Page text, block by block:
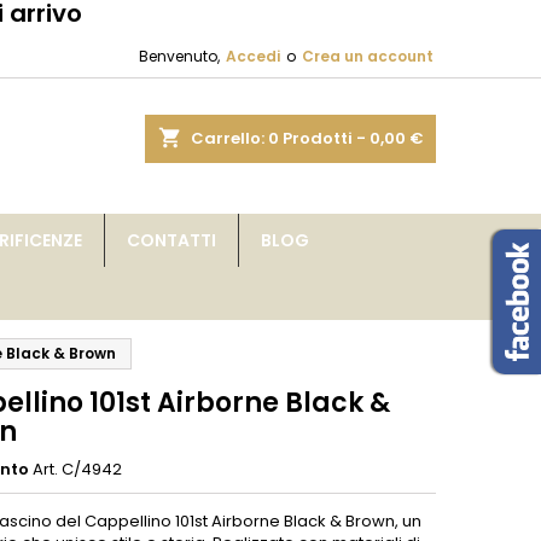
arrivo
Benvenuto, Accedi o Crea un account
shopping_cart Carrello: 0 Prodotti - 0,00 €
CONTATTI BLOG
& Brown
101st Airborne Black &
Art. C/4942
del Cappellino 101st Airborne Black & Brown, un